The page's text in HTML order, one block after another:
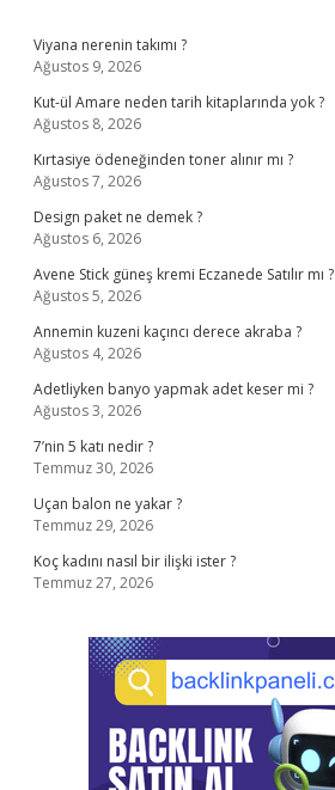
Viyana nerenin takımı ?
Ağustos 9, 2026
Kut-ül Amare neden tarih kitaplarında yok ?
Ağustos 8, 2026
Kırtasiye ödeneğinden toner alınır mı ?
Ağustos 7, 2026
Design paket ne demek ?
Ağustos 6, 2026
Avene Stick güneş kremi Eczanede Satılır mı ?
Ağustos 5, 2026
Annemin kuzeni kaçıncı derece akraba ?
Ağustos 4, 2026
Adetliyken banyo yapmak adet keser mi ?
Ağustos 3, 2026
7’nin 5 katı nedir ?
Temmuz 30, 2026
Uçan balon ne yakar ?
Temmuz 29, 2026
Koç kadını nasıl bir ilişki ister ?
Temmuz 27, 2026